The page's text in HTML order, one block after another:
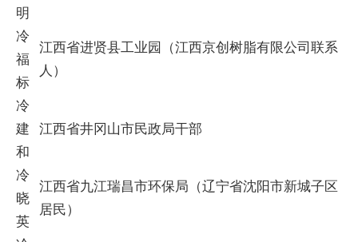
明
冷
福
标
江西省进贤县工业园（江西京创树脂有限公司联系
人）
冷
建
和
江西省井冈山市民政局干部
冷
晓
英
江西省九江瑞昌市环保局（辽宁省沈阳市新城子区
居民）